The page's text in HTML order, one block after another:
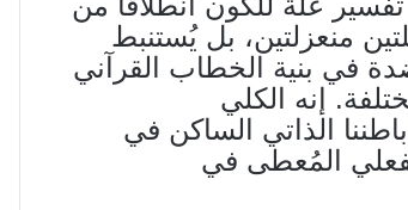
منعزلتين، بل يُستنبط
في بنية الخطاب القرآني
إنه الكلي
الذاتي الساكن في
المُعطى في